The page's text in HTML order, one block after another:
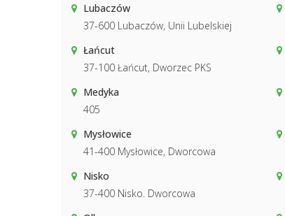
Lubaczów
37-600 Lubaczów, Unii Lubelskiej
Łańcut
37-100 Łańcut, Dworzec PKS
Medyka
405
Mysłowice
41-400 Mysłowice, Dworcowa
Nisko
37-400 Nisko. Dworcowa